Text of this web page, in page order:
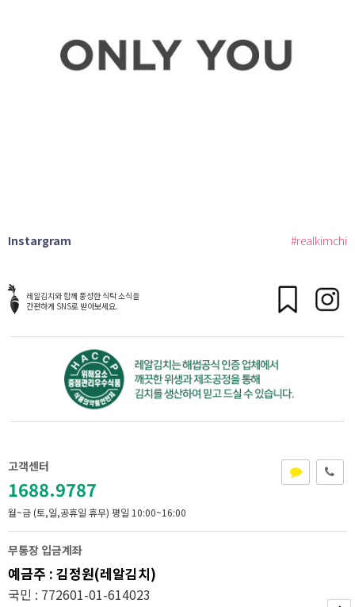
Instargram #realkimchi
레알김치와 함께 풍성한 식탁 소식을
간편하게 SNS로 받아보세요.
고객센터
1688.9787
월~금 (토,일,공휴일 휴무) 평일 10:00~16:00
무통장 입금계좌
예금주 : 김정원(레알김치)
국민 : 772601-01-614023